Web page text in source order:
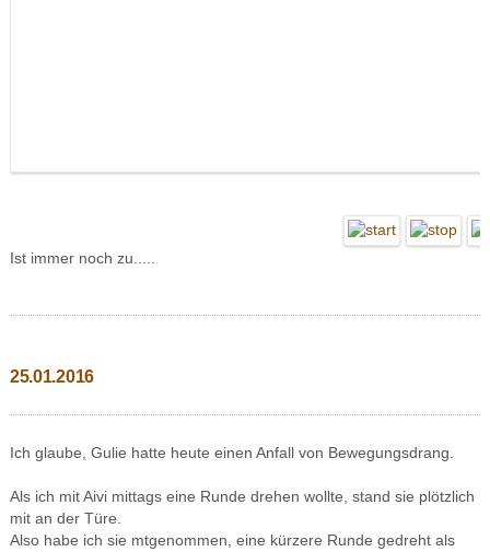
Ist immer noch zu.....
25.01.2016
Ich glaube, Gulie hatte heute einen Anfall von Bewegungsdrang.
Als ich mit Aivi mittags eine Runde drehen wollte, stand sie plötzlich
mit an der Türe.
Also habe ich sie mtgenommen, eine kürzere Runde gedreht als